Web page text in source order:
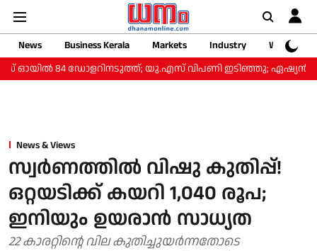
News Business Kerala Markets Industry
Web
ഓയിൽ 84 ഡോളറിനടുത്ത്; യു.എസ് വിപണി ഇടിഞ്ഞു; ഏഷ്യൻ
News & Views
സ്വര്‍ണത്തില്‍ വിഷു കുതിപ്പ്!
ഒറ്റയടിക്ക് കയറി 1,040 രൂപ;
ഇനിയും ഉയരാന്‍ സാധ്യത
22 കാരറ്റിന്റെ വില കുതിച്ചുയര്‍ന്നതോടെ